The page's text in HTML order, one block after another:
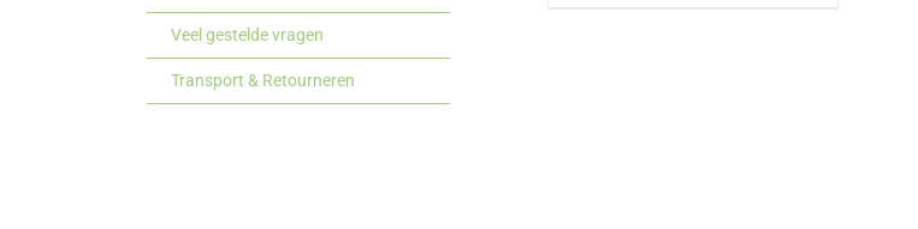
Veel gestelde vragen
Transport & Retourneren